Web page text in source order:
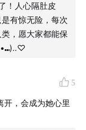
陪我玩儿看着
还有点开心，他还
就喝了他带过来
醒过来就是医院
想把我迷晕了卖掉
，而且工作提前结
一反应就是去楼
！人心隔肚皮
有惊无险，每次
，愿大家都能保
•⑉)‥♡
5
开，会成为她心里